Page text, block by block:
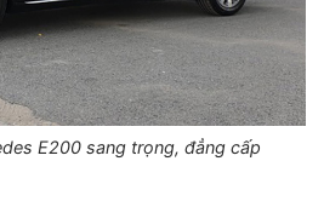
E200 sang trọng, đẳng cấp